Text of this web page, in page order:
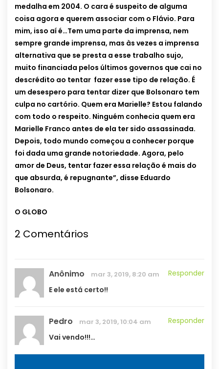
medalha em 2004. O cara é suspeito de alguma
coisa agora e querem associar com o Flávio. Para
mim, isso aí é…Tem uma parte da imprensa, nem
sempre grande imprensa, mas às vezes a imprensa
alternativa que se presta a esse trabalho sujo,
muito financiada pelos últimos governos que cai no
descrédito ao tentar fazer esse tipo de relação. É
um desespero para tentar dizer que Bolsonaro tem
culpa no cartório. Quem era Marielle? Estou falando
com todo o respeito. Ninguém conhecia quem era
Marielle Franco antes de ela ter sido assassinada.
Depois, todo mundo começou a conhecer porque
foi dada uma grande notoriedade. Agora, pelo
amor de Deus, tentar fazer essa relação é mais do
que absurda, é repugnante”, disse Eduardo
Bolsonaro.
O GLOBO
2 Comentários
Anônimo mar 3, 2019, 8:20 am
Responder
E ele está certo!!
Pedro mar 3, 2019, 10:04 am
Responder
Vai vendo!!!…